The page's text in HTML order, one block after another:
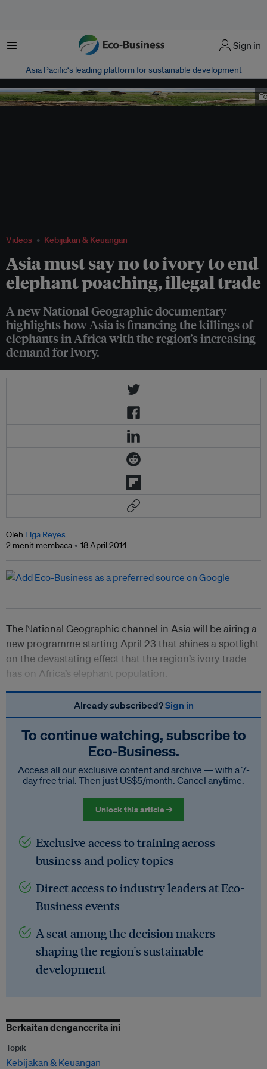
Menu Sign in
Asia Pacific‘s leading platform for sustainable development
Videos Kebijakan & Keuangan
Asia must say no to ivory to end
elephant poaching, illegal trade
A new National Geographic documentary
highlights how Asia is financing the killings of
elephants in Africa with the region’s increasing
demand for ivory.
Image: LEBE campaign
Oleh Elga Reyes
2 menit membaca
18 April 2014
The National Geographic channel in Asia will be airing a
new programme starting April 23 that shines a spotlight
on the devastating effect that the region’s ivory trade
has on Africa’s elephant population.
Already subscribed?Sign in
To continue watching, subscribe to
Eco‑Business.
Access all our exclusive content and archive — with a 7-
day free trial. Then just US$5/month. Cancel anytime.
Unlock this article →
Exclusive access to training across
business and policy topics
Direct access to industry leaders at Eco-
Business events
A seat among the decision makers
shaping the region's sustainable
development
Berkaitan dengancerita ini
Topik
Kebijakan & Keuangan